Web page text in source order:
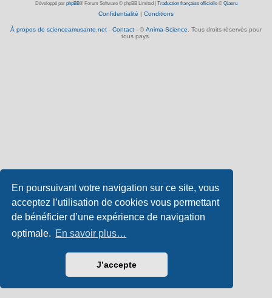
En poursuivant votre navigation sur ce site, vous
acceptez l’utilisation de cookies vous permettant
de bénéficier d’une expérience de navigation
optimale. En savoir plus…
J’accepte
Développé par phpBB® Forum Software © phpBB Limited Traduction française officielle© Qiaeru
Confidentialité | Conditions
À propos de scienceamusante.net - Contact - © Anima-Science. Tous droits réservés pour
tous pays.